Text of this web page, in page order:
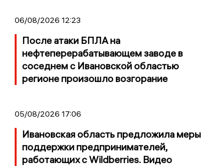
06/08/2026 12:23
После атаки БПЛА на
нефтеперерабатывающем заводе в
соседнем с Ивановской областью
регионе произошло возгорание
05/08/2026 17:06
Ивановская область предложила меры
поддержки предпринимателей,
работающих с Wildberries. Видео